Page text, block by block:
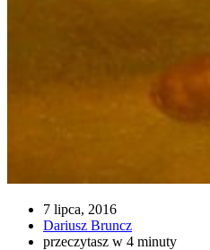
7 lipca, 2016
Dariusz Bruncz
przeczytasz w 4 minuty